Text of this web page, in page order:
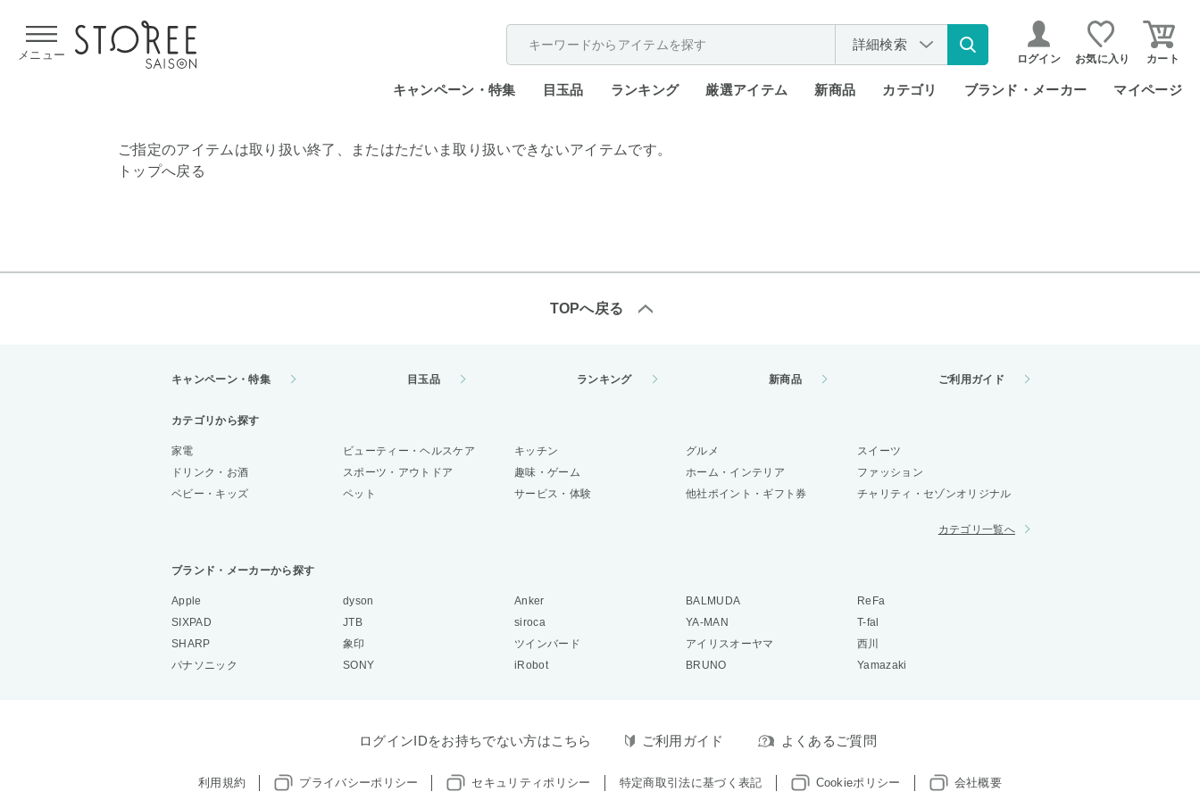
メニュー
詳細検索
ログイン お気に入り カート
キャンペーン・特集 目玉品 ランキング 厳選アイテム 新商品 カテゴリ ブランド・メーカー マイページ
ご指定のアイテムは取り扱い終了、またはただいま取り扱いできないアイテムです。
トップへ戻る
TOPへ戻る
キャンペーン・特集 目玉品 ランキング 新商品 ご利用ガイド
カテゴリから探す
家電 ビューティー・ヘルスケア キッチン グルメ
スイーツ
ドリンク・お酒
スポーツ・アウトドア 趣味・ゲーム ホーム・インテリア
ファッション
ベビー・キッズ
ペット サービス・体験 他社ポイント・ギフト券 チャリティ・セゾンオリジナル
カテゴリ一覧へ
ブランド・メーカーから探す
Apple dyson Anker BALMUDA
ReFa
SIXPAD
JTB siroca YA-MAN
T-fal
SHARP
象印 ツインバード アイリスオーヤマ
西川
パナソニック
SONY iRobot BRUNO Yamazaki
ログインIDをお持ちでない方はこちら ご利用ガイド よくあるご質問
利用規約 プライバシーポリシー セキュリティポリシー 特定商取引法に基づく表記 Cookieポリシー 会社概要